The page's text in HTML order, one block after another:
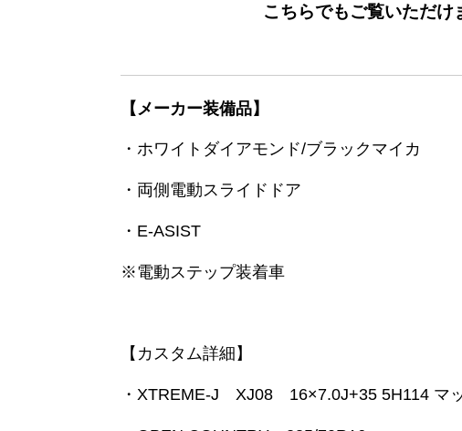
こちらでもご覧いただけ
【メーカー装備品】
・ホワイトダイアモンド/ブラックマイカ
・両側電動スライドドア
・E-ASIST
※電動ステップ装着車
【カスタム詳細】
・XTREME-J XJ08 16×7.0J+35 5H114 マ